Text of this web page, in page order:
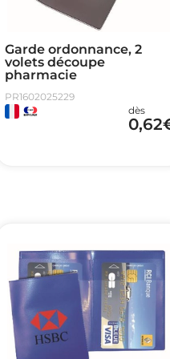
Garde ordonnance, 2
volets découpe
pharmacie
PR1602025229
dès
0,62